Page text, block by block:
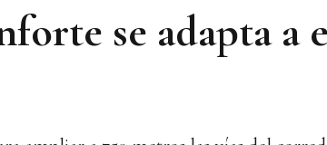
se adapta a